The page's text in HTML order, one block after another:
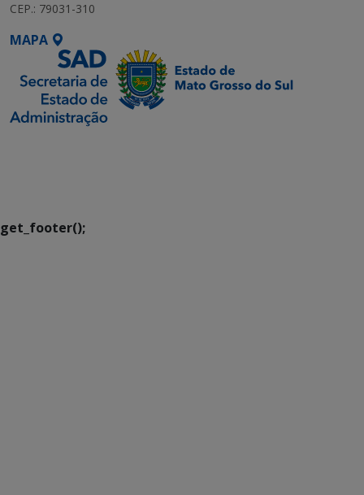
CEP.: 79031-310
MAPA
get_footer();